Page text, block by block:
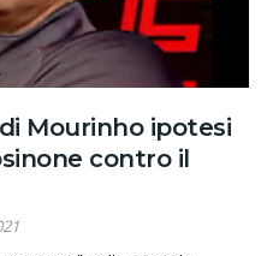
Mourinho ipotesi
contro il